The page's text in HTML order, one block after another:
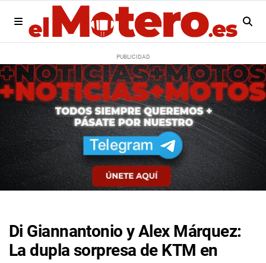
Di Giannantonio y Alex Márquez:
La dupla sorpresa de KTM en